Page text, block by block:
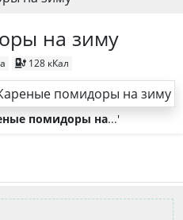
на зиму
128 кКал
помидоры на...'